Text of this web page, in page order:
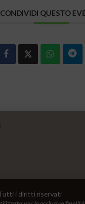
CONDIVIDI QUESTO
i diritti riservati